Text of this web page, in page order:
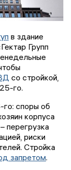
в здание
Групп
со стройкой,
го.
споры об
корпуса
перегрузка
риски
Стройка
запретом.